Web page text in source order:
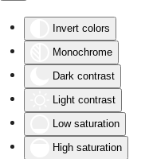
Invert colors
Monochrome
Dark contrast
Light contrast
Low saturation
High saturation